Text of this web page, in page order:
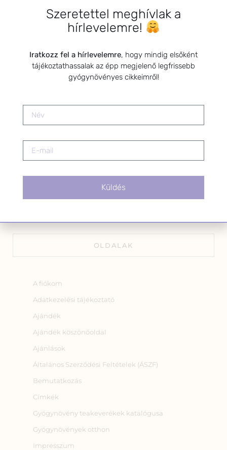
HÍRLEVÉL FELIRATKOZÁS
Kérlek a feliratkozáshoz fogadd el
Hozzájárulok, hogy az
Adatkezelési tájékoztatóban
foglaltak szerint a HerbClinic
A hírlevélről bármikor
linkre kattintva.
OLDALAK
A fiókom
Adatkezelési tájékoztató
Ajándék
Ajándék köszönőoldal
Ajánlások
Általános Szerződési Feltételek (ÁSZF)
Bemutatkozás
Címkék
Gyógynövény teakeverékek katalógusa
Gyógynövények otthon
Impresszum
Szeretettel meghívlak a
hírlevelemre!
Iratkozz fel a hírlevelemre, hogy mindig elsőként
tájékoztathassalak az épp megjelenő legfrissebb
gyógynövényes cikkeimről!
Küldés